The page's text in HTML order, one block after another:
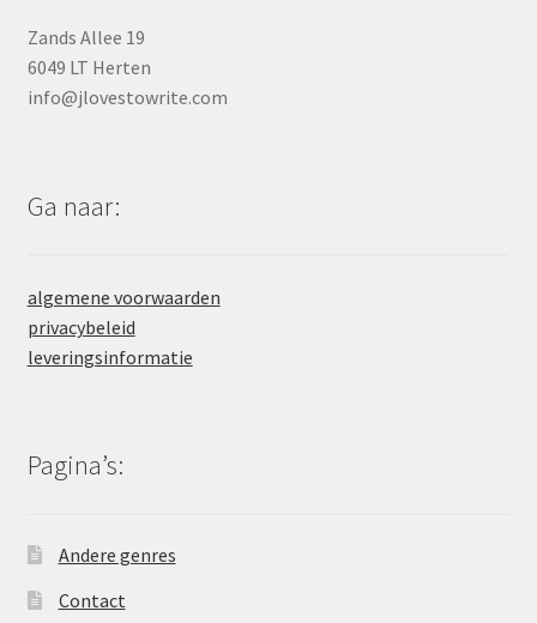
Zands Allee 19
6049 LT Herten
info@jlovestowrite.com
Ga naar:
algemene voorwaarden
privacybeleid
leveringsinformatie
Pagina’s:
Andere genres
Contact